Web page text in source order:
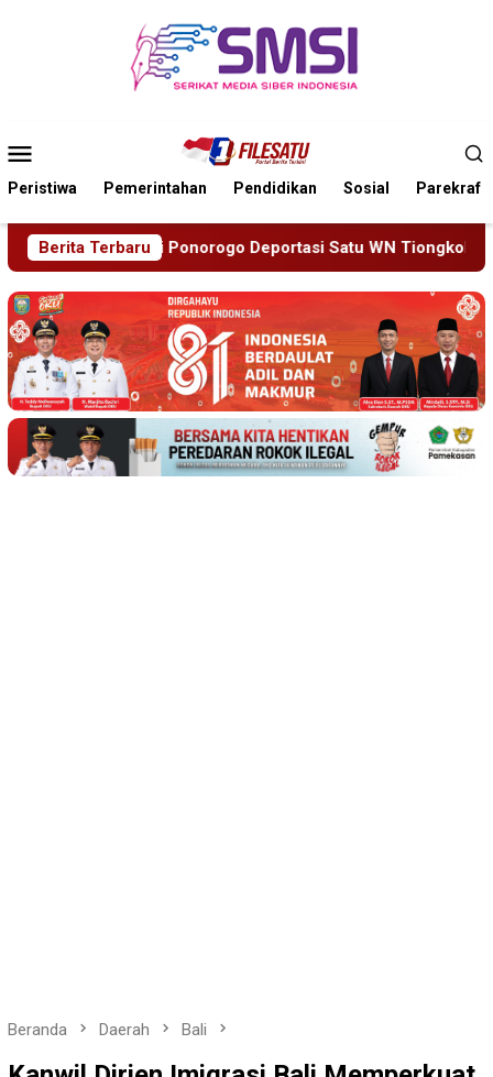
Mobile
Peristiwa Pemerintahan Pendidikan Sosial Parekraf
Berita Terbaru
Satu WN Tiongkok Salahgunakan Ijin Tinggal 19
Beranda Daerah Bali